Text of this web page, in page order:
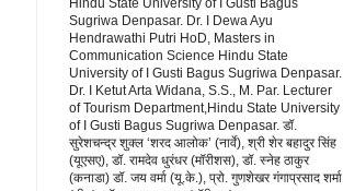
Hindu State University of I Gusti Bagus
Sugriwa Denpasar. Dr. I Dewa Ayu
Hendrawathi Putri HoD, Masters in
Communication Science Hindu State
University of I Gusti Bagus Sugriwa Denpasar.
Dr. I Ketut Arta Widana, S.S., M. Par. Lecturer
of Tourism Department,Hindu State University
of I Gusti Bagus Sugriwa Denpasar. डॉ.
सुरेशचन्द्र शुक्ल ‘शरद आलोक’ (नार्वे), श्री शेर बहादुर सिंह
(यूएसए), डॉ. रामदेव धुरंधर (मॉरीशस), डॉ. स्नेह ठाकुर
(कनाडा) डॉ. जय वर्मा (यू.के.), प्रो. गुणशेखर गंगाप्रसाद शर्मा